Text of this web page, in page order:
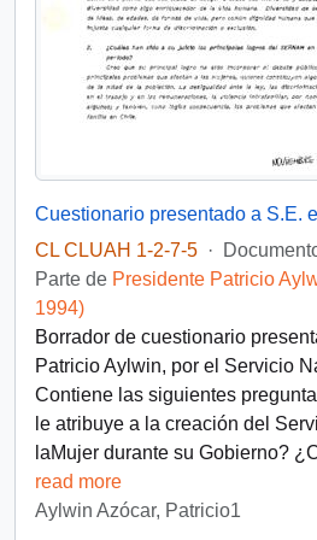
CL CLUAH 1-2-7-5 ·
Parte de Presidente Patricio
1994)
Borrador de cuestionario
Patricio Aylwin, por el Servicio
Contiene las siguientes
le atribuye a la creación del
laMujer durante su Gobierno?
read more
Aylwin Azócar, Patricio1